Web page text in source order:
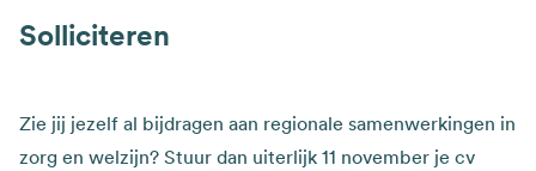
Solliciteren
Zie jij jezelf al bijdragen aan regionale samenwerkingen in
zorg en welzijn? Stuur dan uiterlijk 11 november je cv